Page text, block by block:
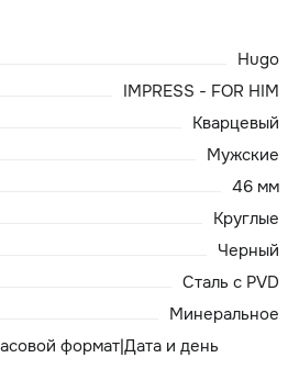
Hugo
IMPRESS - FOR HIM
Кварцевый
Мужские
46 мм
Круглые
Черный
Сталь с PVD
Минеральное
формат|Дата и день
Главная
Доставка и оплата
Сервисный центр